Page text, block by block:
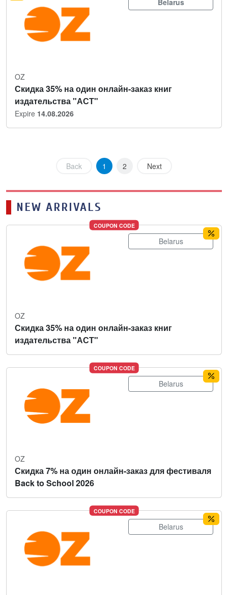
OZ
Скидка 35% на один онлайн-заказ книг
издательства "АСТ"
Expire 14.08.2026
Back 1 2 Next
NEW ARRIVALS
COUPON CODE
Belarus
OZ
Скидка 35% на один онлайн-заказ книг
издательства "АСТ"
COUPON CODE
Belarus
OZ
Скидка 7% на один онлайн-заказ для фестиваля
Back to School 2026
COUPON CODE
Belarus